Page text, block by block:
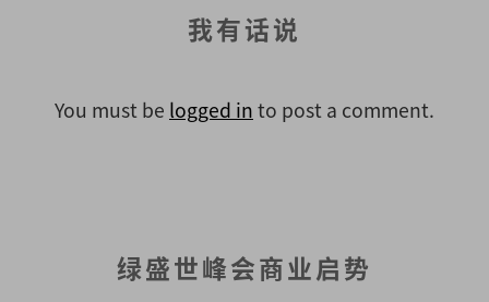
我有话说
You must be logged in to post a comment.
绿盛世峰会商业启势